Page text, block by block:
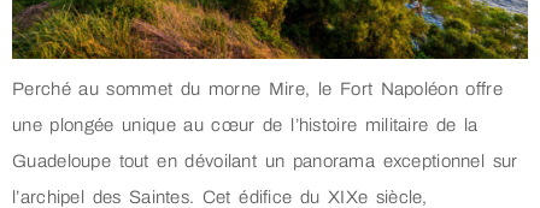
Perché au sommet du morne Mire, le Fort Napoléon offre
une plongée unique au cœur de l’histoire militaire de la
Guadeloupe tout en dévoilant un panorama exceptionnel sur
l’archipel des Saintes. Cet édifice du XIXe siècle,